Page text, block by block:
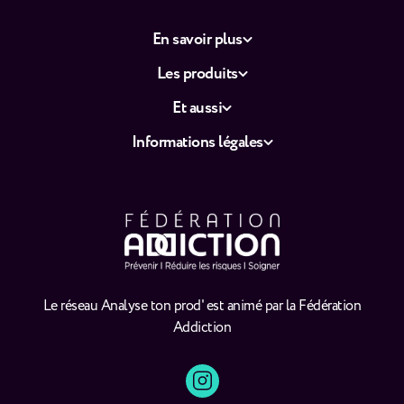
Le réseau Analyse ton prod' est animé par la Fédération
Addiction
En savoir plus
Les produits
Et aussi
Informations légales